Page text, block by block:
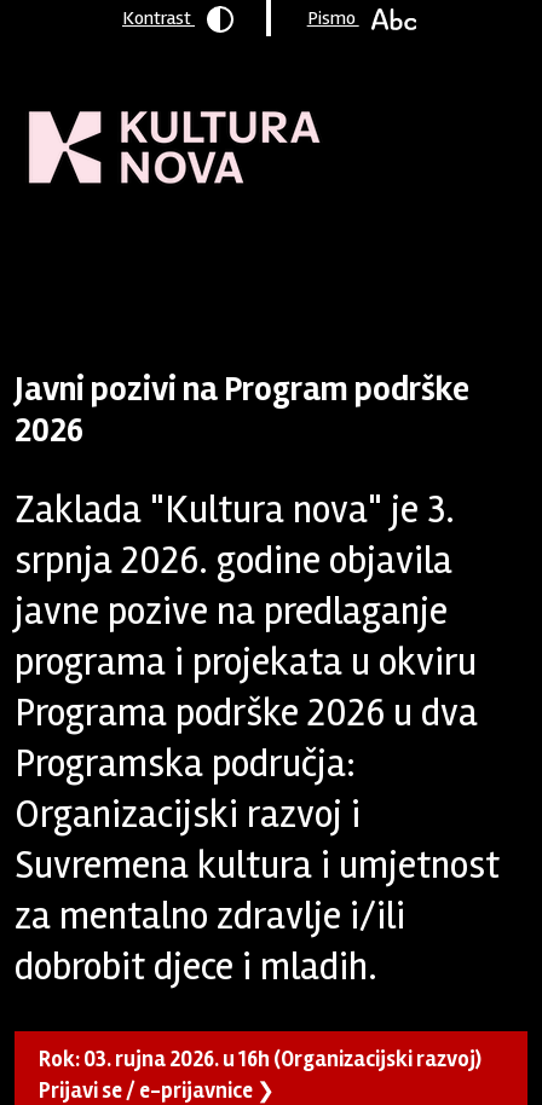
Javni pozivi na Program podrške
2026
Zaklada "Kultura nova" je 3.
srpnja 2026. godine objavila
javne pozive na predlaganje
programa i projekata u okviru
Programa podrške 2026 u dva
Programska područja:
Organizacijski razvoj i
Suvremena kultura i umjetnost
za mentalno zdravlje i/ili
dobrobit djece i mladih.
Rok: 03. rujna 2026. u 16h (Organizacijski razvoj)
Prijavi se / e-prijavnice ❯
Kontrast Pismo